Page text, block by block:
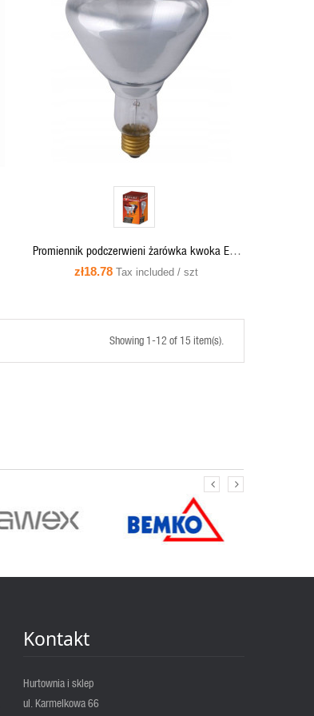
QUICK VIEW
Promiennik podczerwieni żarówka kwoka E27
250W PRO-1190 Helios
zł18.78 Tax included / szt
Showing 1-12 of 15 item(s).
Kontakt
Hurtownia i sklep
ul. Karmelkowa 66